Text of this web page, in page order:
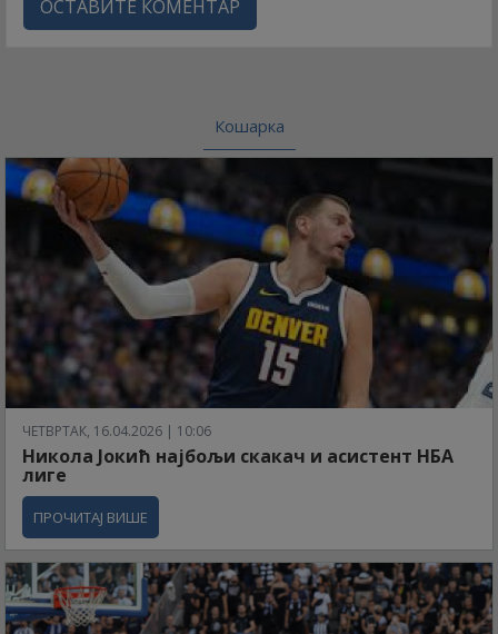
ОСТАВИТЕ КОМЕНТАР
Кошарка
ЧЕТВРТАК, 16.04.2026 | 10:06
Никола Јокић најбољи скакач и асистент НБА
лиге
ПРОЧИТАЈ ВИШЕ